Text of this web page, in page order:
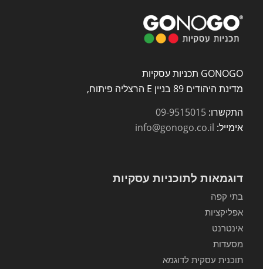
GONOGO תכניות עסקיות
מדינת היהודים 89 בניין E הרצליה פיתוח,
התקשרו: 09-9515015
אימייל: info@gonogo.co.il
דוגמאות לתוכניות עסקיות
בתי קפה
אפליקציות
אינטרנט
מסעדות
תוכנית עסקית לדוגמא